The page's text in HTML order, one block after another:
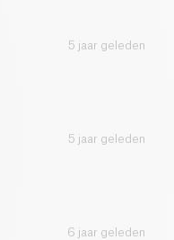
5 jaar geleden
5 jaar geleden
6 jaar geleden
Options